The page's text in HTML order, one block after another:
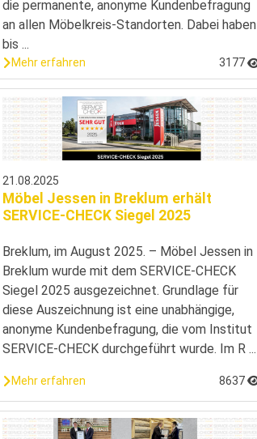
die permanente, anonyme Kundenbefragung
an allen Möbelkreis-Standorten. Dabei haben
bis ...
Mehr erfahren 3177
21.08.2025
Möbel Jessen in Breklum erhält
SERVICE-CHECK Siegel 2025
Breklum, im August 2025. – Möbel Jessen in
Breklum wurde mit dem SERVICE-CHECK
Siegel 2025 ausgezeichnet. Grundlage für
diese Auszeichnung ist eine unabhängige,
anonyme Kundenbefragung, die vom Institut
SERVICE-CHECK durchgeführt wurde. Im R ...
Mehr erfahren 8637